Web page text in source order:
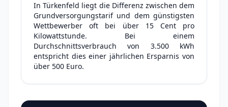
In Türkenfeld liegt die Differenz zwischen dem
Grundversorgungstarif und dem günstigsten
Wettbewerber oft bei über 15 Cent pro
Kilowattstunde. Bei einem
Durchschnittsverbrauch von 3.500 kWh
entspricht dies einer jährlichen Ersparnis von
über 500 Euro.